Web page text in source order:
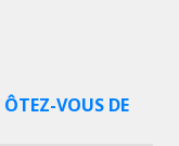
ÔTEZ-VOUS DE